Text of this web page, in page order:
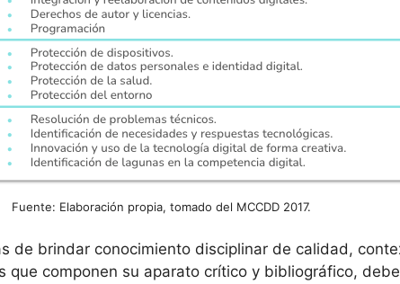
Fuente: Elaboración propia, tomado del MCCDD 2017.
de brindar conocimiento disciplinar de calidad,
componen su aparato crítico y bibliográfico,